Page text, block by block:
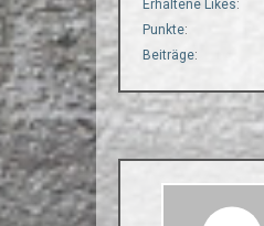
Erhaltene Likes
Punkte
Beiträge